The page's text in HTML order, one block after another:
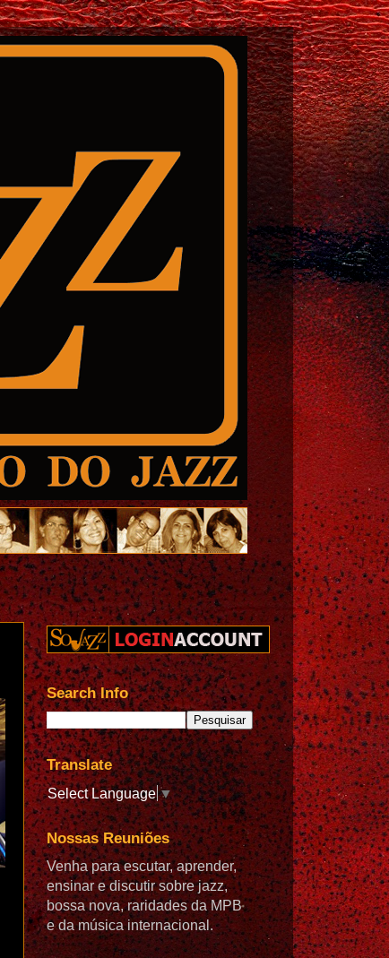
Search Info
Translate
Select Language▼
Nossas Reuniões
Venha para escutar, aprender,
ensinar e discutir sobre jazz,
bossa nova, raridades da MPB
e da música internacional.